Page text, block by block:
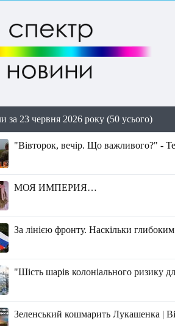
за 23 червня 2026 року (50 усього)
"Вівторок, вечір. Що важливого?" -
МОЯ ИМПЕРИЯ…
За лінією фронту. Наскільки
"Шість шарів колоніального ризику
Зеленський кошмарить Лукашенка |